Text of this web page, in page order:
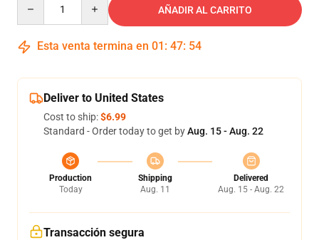
AÑADIR AL CARRITO
Esta venta termina en 01 : 47: 53
Deliver to United States
Cost to ship:$6.99
Standard - Order today to get byAug. 15 - Aug. 22
Production
Today
Shipping
Aug. 11
Delivered
Aug. 15 - Aug. 22
Transacción segura